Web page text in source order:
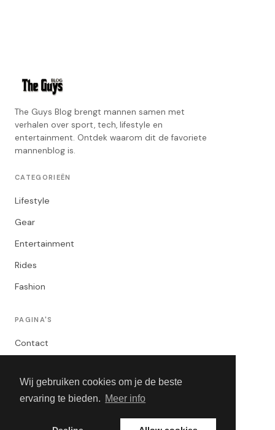
Wij gebruiken cookies om je de beste
ervaring te bieden. Meer info
The Guys Blog brengt mannen samen met
verhalen over sport, tech, lifestyle en
entertainment. Ontdek waarom dit de favoriete
mannenblog is.
CATEGORIEËN
Lifestyle
Gear
Entertainment
Rides
Fashion
PAGINA'S
Contact
Algemene Voorwaarden
Adverteren